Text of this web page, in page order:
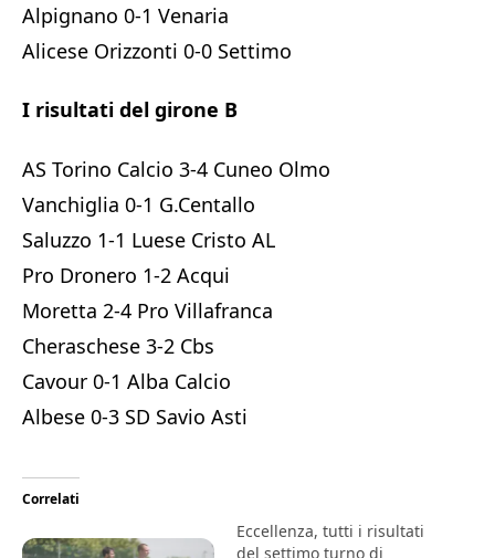
Alpignano 0-1 Venaria
Alicese Orizzonti 0-0 Settimo
I risultati del girone B
AS Torino Calcio 3-4 Cuneo Olmo
Vanchiglia 0-1 G.Centallo
Saluzzo 1-1 Luese Cristo AL
Pro Dronero 1-2 Acqui
Moretta 2-4 Pro Villafranca
Cheraschese 3-2 Cbs
Cavour 0-1 Alba Calcio
Albese 0-3 SD Savio Asti
Correlati
Eccellenza, tutti i risultati
del settimo turno di